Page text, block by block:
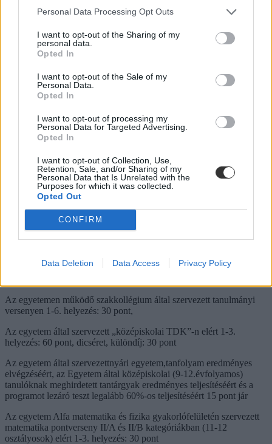
Personal Data Processing Opt Outs
I want to opt-out of the Sharing of my
personal data.
Opted In
I want to opt-out of the Sale of my
Personal Data.
Opted In
I want to opt-out of processing my
Personal Data for Targeted Advertising.
Opted In
I want to opt-out of Collection, Use,
Retention, Sale, and/or Sharing of my
Personal Data that Is Unrelated with the
Purposes for which it was collected.
Opted Out
CONFIRM
Data Deletion Data Access Privacy Policy
eredmény 1-3. helyezés: 100 pont
Országos Szakmai Tanulmányi Versenyen elért eredmény: 35 pont
Tudományos Diákköri Tanács (TDK) vagy az Országos
elért eredmény 1-3. helyezés: 35 pont, különdíj: 20 pont
"Ifjú tudósok” tudományos középiskolai vetélkedőn elért eredmény
1. helyezés: 100 pont
2. helyezés: 65 pont
3. helyezés: 35 pont
Nemzetközi Tudományos Diákolimpián való részvétel: 100 pont
V4-es Közgazdasági Diákolimpián elért eredmény 1-3. helyezés: 50
Országos Szilárd Leó Fizikaversenyen 1-5. helyezés: 80 pont, 6-10.
helyezés: 40 pont
60 pont, III. díj: 40 pont
Az egyetemen működő szakkollégium által szervezett tanulmányi
versenyen 1-6. helyezés: 30 pont,
Az egyetem által szervezett „középiskolai TDK”-n elért 1-3.
helyezés: 60 pont, dicséret, különdíj: 30 pont
Az egyetem által szervezettnyári egyetem,tanfolyam eredményes
elvégzéséért, az Egyetem által középiskolai (9-12.évfolyamos)
tanulóknak meghirdetett tantárgyak eredményes teljesítéséért és a
programot lezáró teszt legalább 60%-os teljesítéséért 15 pont jár
Az egyetem Alfa matematika és fizika gyakorlófelületén szervezett
matematika pontverseny II/A és II/B kategóriákban (11-12
osztályosok) elért 1-3. helyezés: 30 pont